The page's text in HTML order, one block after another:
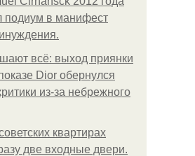
подиум в манифест
всё: выход приянки
Dior обернулся
из-за небрежного
квартирах
две входные двери.